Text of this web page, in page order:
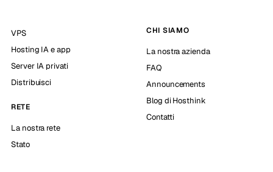
VPS
Hosting IA e app
Server IA privati
Distribuisci
RETE
La nostra rete
Stato
CHI SIAMO
La nostra azienda
FAQ
Announcements
Blog di Hosthink
Contatti